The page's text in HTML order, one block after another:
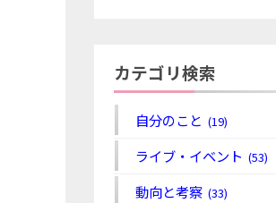
カテゴリ検索
自分のこと (19)
ライブ・イベント (53)
動向と考察 (33)